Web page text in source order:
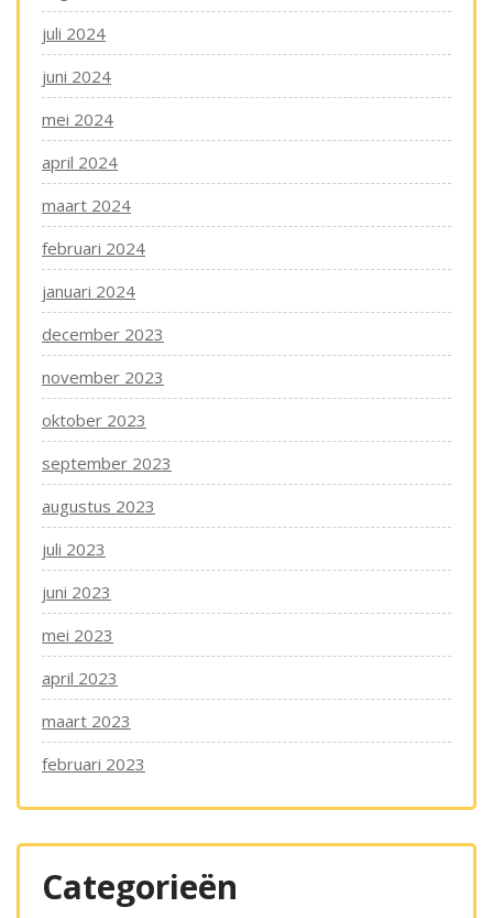
juli 2024
juni 2024
mei 2024
april 2024
maart 2024
februari 2024
januari 2024
december 2023
november 2023
oktober 2023
september 2023
augustus 2023
juli 2023
juni 2023
mei 2023
april 2023
maart 2023
februari 2023
Categorieën